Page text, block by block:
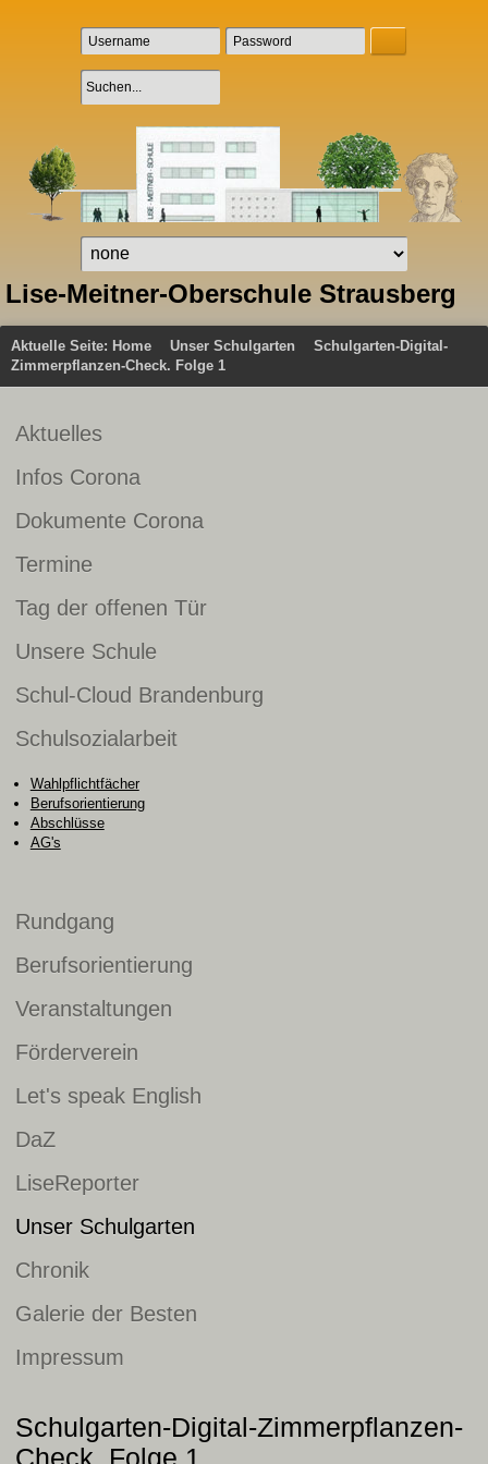
Lise-Meitner-Oberschule Strausberg
Aktuelle Seite: Home Unser Schulgarten
Schulgarten-Digital-
Zimmerpflanzen-Check. Folge 1
Aktuelles
Infos Corona
Dokumente Corona
Termine
Tag der offenen Tür
Unsere Schule
Schul-Cloud Brandenburg
Schulsozialarbeit
Wahlpflichtfächer
Berufsorientierung
Abschlüsse
AG's
Rundgang
Berufsorientierung
Veranstaltungen
Förderverein
Let's speak English
DaZ
LiseReporter
Unser Schulgarten
Chronik
Galerie der Besten
Impressum
Schulgarten-Digital-Zimmerpflanzen-
Check. Folge 1